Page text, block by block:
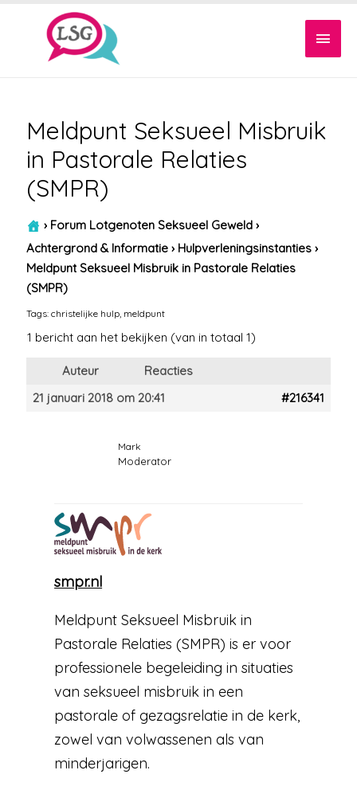
Meldpunt Seksueel Misbruik
in Pastorale Relaties
(SMPR)
› Forum Lotgenoten Seksueel Geweld ›
Achtergrond & Informatie › Hulpverleningsinstanties ›
Meldpunt Seksueel Misbruik in Pastorale Relaties
(SMPR)
Tags:christelijke hulp meldpunt
1 bericht aan het bekijken (van in totaal 1)
Auteur
Reacties
21 januari 2018 om 20:41
#216341
Mark
Moderator
smpr.nl
Meldpunt Seksueel Misbruik in
Pastorale Relaties (SMPR) is er voor
professionele begeleiding in situaties
van seksueel misbruik in een
pastorale of gezagsrelatie in de kerk,
zowel van volwassenen als van
minderjarigen.